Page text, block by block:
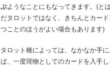
ぶようなことにもなってきます。(と
だタロットではなく、きちんとカー
つことのほうがよい場合もあります)
タロット種によっては、なかなか手
ば、一度現物としてのカードを入手